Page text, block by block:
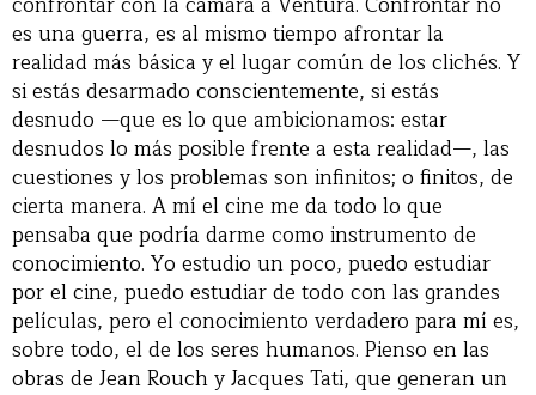
es una guerra, es al mismo tiempo afrontar la
realidad más básica y el lugar común de los clichés. Y
si estás desarmado conscientemente, si estás
desnudo —que es lo que ambicionamos: estar
desnudos lo más posible frente a esta realidad—, las
cuestiones y los problemas son infinitos; o finitos, de
cierta manera. A mí el cine me da todo lo que
pensaba que podría darme como instrumento de
conocimiento. Yo estudio un poco, puedo estudiar
por el cine, puedo estudiar de todo con las grandes
películas, pero el conocimiento verdadero para mí es,
sobre todo, el de los seres humanos. Pienso en las
obras de Jean Rouch y Jacques Tati, que generan un